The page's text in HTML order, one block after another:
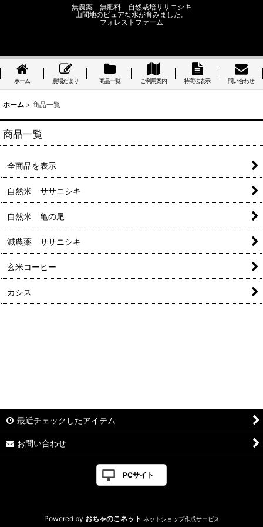
無農薬 無肥料 自然栽培ササニシキ
山間地のピュアな水が育みました。
フォレストファーム
ホーム 農場だより 商品一覧 ご利用案内 特商法表示 問い合わせ
ホーム > 商品一覧
商品一覧
全商品を表示
自然米 ササニシキ
自然米 亀の尾
減農薬 ササニシキ
玄米コーヒー
カシス
最近チェックしたアイテム
お問い合わせ
PCサイト
Powered by おちゃのこネット ネットショップ作成サービス